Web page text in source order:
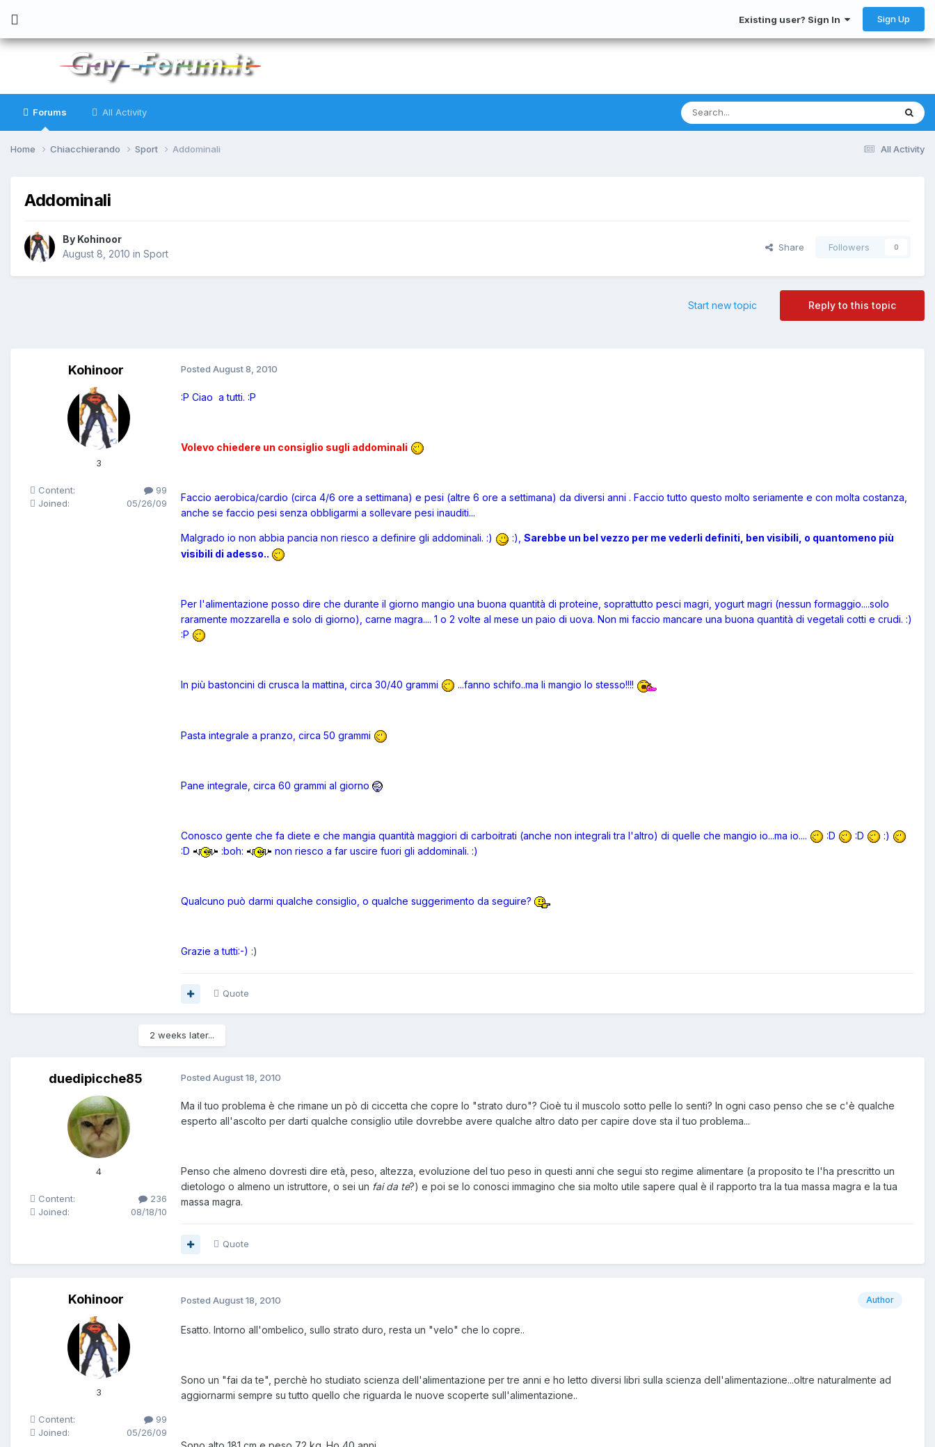
Existing user? Sign In Sign Up
Forums All Activity
All Activity
Home Chiacchierando Sport Addominali
Addominali
By Kohinoor
August 8, 2010 in Sport
Share Followers 0
Reply to this topic
Start new topic
Kohinoor
3
Content:
99
Joined:
05/26/09
Posted August 8, 2010
:P Ciao a tutti. :P
Volevo chiedere un consiglio sugli addominali
Faccio aerobica/cardio (circa 4/6 ore a settimana) e pesi (altre 6 ore a settimana) da diversi anni . Faccio tutto questo molto seriamente e con molta costanza,
anche se faccio pesi senza obbligarmi a sollevare pesi inauditi...
Malgrado io non abbia pancia non riesco a definire gli addominali. :) :), Sarebbe un bel vezzo per me vederli definiti, ben visibili, o quantomeno più
visibili di adesso..
Per l'alimentazione posso dire che durante il giorno mangio una buona quantità di proteine, soprattutto pesci magri, yogurt magri (nessun formaggio....solo
raramente mozzarella e solo di giorno), carne magra.... 1 o 2 volte al mese un paio di uova. Non mi faccio mancare una buona quantità di vegetali cotti e crudi. :)
:P
In più bastoncini di crusca la mattina, circa 30/40 grammi ...fanno schifo..ma li mangio lo stesso!!!!
Pasta integrale a pranzo, circa 50 grammi
Pane integrale, circa 60 grammi al giorno
Conosco gente che fa diete e che mangia quantità maggiori di carboitrati (anche non integrali tra l'altro) di quelle che mangio io...ma io.... :D :D
:)
:D
:boh: non riesco a far uscire fuori gli addominali. :)
Qualcuno può darmi qualche consiglio, o qualche suggerimento da seguire?
Grazie a tutti:-) :)
Quote
2 weeks later...
duedipicche85
4
Content:
236
Joined:
08/18/10
Posted August 18, 2010
Ma il tuo problema è che rimane un pò di ciccetta che copre lo "strato duro"? Cioè tu il muscolo sotto pelle lo senti? In ogni caso penso che se c'è qualche
esperto all'ascolto per darti qualche consiglio utile dovrebbe avere qualche altro dato per capire dove sta il tuo problema...
Penso che almeno dovresti dire età, peso, altezza, evoluzione del tuo peso in questi anni che segui sto regime alimentare (a proposito te l'ha prescritto un
dietologo o almeno un istruttore, o sei un fai da te?) e poi se lo conosci immagino che sia molto utile sapere qual è il rapporto tra la tua massa magra e la tua
massa magra.
Quote
Kohinoor
3
Content:
99
Joined:
05/26/09
Author
Posted August 18, 2010
Esatto. Intorno all'ombelico, sullo strato duro, resta un "velo" che lo copre..
Sono un "fai da te", perchè ho studiato scienza dell'alimentazione per tre anni e ho letto diversi libri sulla scienza dell'alimentazione...oltre naturalmente ad
aggiornarmi sempre su tutto quello che riguarda le nuove scoperte sull'alimentazione..